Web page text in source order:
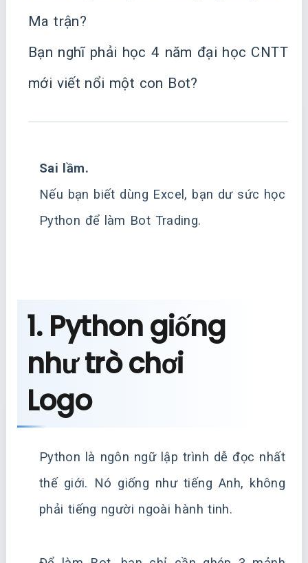
Ma trận?
Bạn nghĩ phải học 4 năm đại học CNTT
mới viết nổi một con Bot?
Sai lầm.
Nếu bạn biết dùng Excel, bạn dư sức học
Python để làm Bot Trading.
1. Python giống
như trò chơi
Logo
Python là ngôn ngữ lập trình dễ đọc nhất
thế giới. Nó giống như tiếng Anh, không
phải tiếng người ngoài hành tinh.